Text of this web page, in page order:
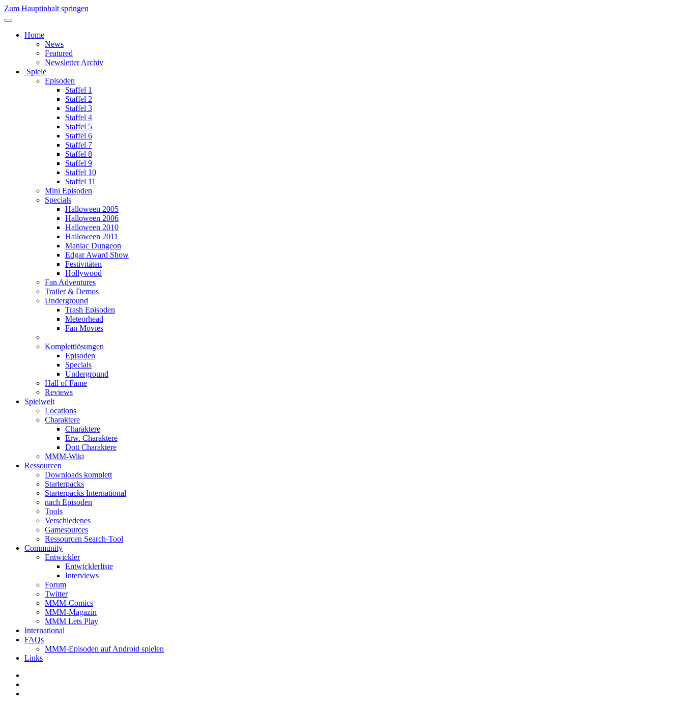
Zum Hauptinhalt springen
Home
News
Featured
Newsletter Archiv
Spiele
Episoden
Staffel 1
Staffel 2
Staffel 3
Staffel 4
Staffel 5
Staffel 6
Staffel 7
Staffel 8
Staffel 9
Staffel 10
Staffel 11
Mini Episoden
Specials
Halloween 2005
Halloween 2006
Halloween 2010
Halloween 2011
Maniac Dungeon
Edgar Award Show
Festivitäten
Hollywood
Fan Adventures
Trailer & Demos
Underground
Trash Episoden
Meteorhead
Fan Movies
Komplettlösungen
Episoden
Specials
Underground
Hall of Fame
Reviews
Spielwelt
Locations
Charaktere
Charaktere
Erw. Charaktere
Dott Charaktere
MMM-Wiki
Ressourcen
Downloads komplett
Starterpacks
Starterpacks International
nach Episoden
Tools
Verschiedenes
Gamesources
Ressourcen Search-Tool
Community
Entwickler
Entwicklerliste
Interviews
Forum
Twitter
MMM-Comics
MMM-Magazin
MMM Lets Play
International
FAQs
MMM-Episoden auf Android spielen
Links